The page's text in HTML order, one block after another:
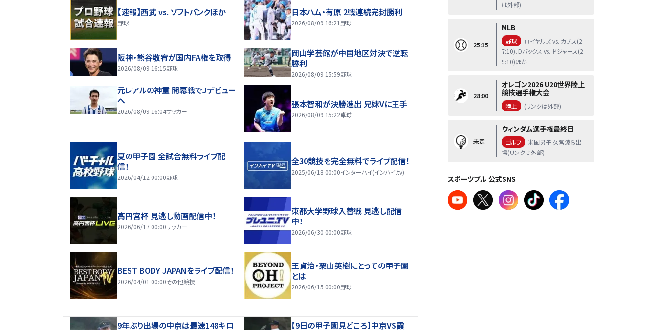
【速報】西武 vs. ソフトバンクほか
野球
日本ハム・有原 2戦連続完封勝利
2026/08/09 16:21 野球
阪神・熊谷敬宥が国内FA権を取得
2026/08/09 16:15野球
岡山学芸館が中国地区対決で逆転
勝利
2026/08/09 15:59野球
元レアルの神童 開幕戦でJデビュー
へ
2026/08/09 16:04サッカー
張本智和が決勝進出 兄妹Vに王手
2026/08/09 15:22卓球
夏の甲子園 全試合無料ライブ配
信！
2026/04/12 00:00野球
全30競技を完全無料でライブ配信！
2025/06/18 00:00インターハイ(インハイ.tv)
高円宮杯 見逃し動画配信中！
2026/06/17 00:00サッカー
東都大学野球入替戦 見逃し配信
中！
2026/06/30 00:00野球
BEST BODY JAPANをライブ配信！
2026/04/01 00:00その他競技
王貞治・栗山英樹にとっての甲子園
とは
2026/06/15 00:00野球
9年ぶり出場の中京は最速148キロ
【9日の甲子園見どころ】中京VS霞
は外部)
25:15
MLB
野球
ロイヤルズ vs. カブス(2
7:10)、Dバックス vs. ドジャース(2
9:10)ほか
28:00
オレゴン2026 U20世界陸上
競技選手権大会
陸上 (リンクは外部)
未定
ウィンダム選手権最終日
ゴルフ
米国男子 久常涼ら出
場(リンクは外部)
スポーツブル 公式SNS